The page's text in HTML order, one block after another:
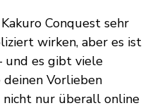
Conquest sehr
wirken, aber es ist
und es gibt viele
deinen Vorlieben
nicht nur überall online